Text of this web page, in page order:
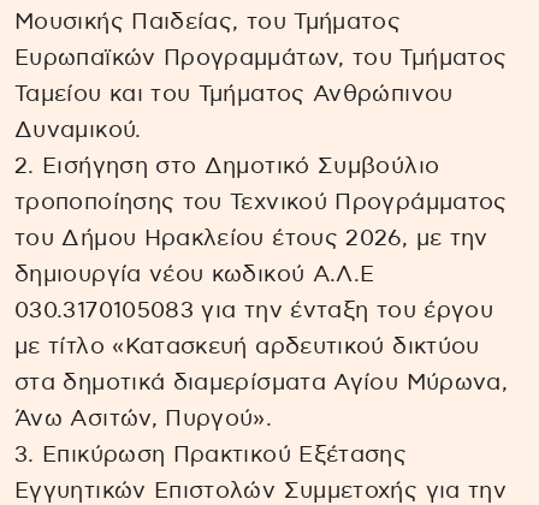
Μουσικής Παιδείας, του Τμήματος
Ευρωπαϊκών Προγραμμάτων, του Τμήματος
Ταμείου και του Τμήματος Ανθρώπινου
Δυναμικού.
2. Εισήγηση στο Δημοτικό Συμβούλιο
τροποποίησης του Τεχνικού Προγράμματος
του Δήμου Ηρακλείου έτους 2026, με την
δημιουργία νέου κωδικού Α.Λ.Ε
030.3170105083 για την ένταξη του έργου
με τίτλο «Κατασκευή αρδευτικού δικτύου
στα δημοτικά διαμερίσματα Αγίου Μύρωνα,
Άνω Ασιτών, Πυργού».
3. Επικύρωση Πρακτικού Εξέτασης
Εγγυητικών Επιστολών Συμμετοχής για την